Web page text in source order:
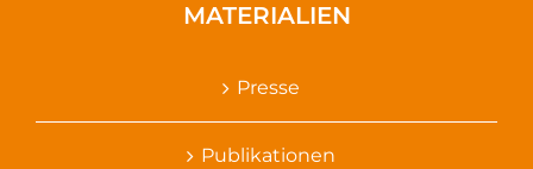
MATERIALIEN
Presse
Publikationen